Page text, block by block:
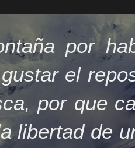
por
el
por que
libertad de